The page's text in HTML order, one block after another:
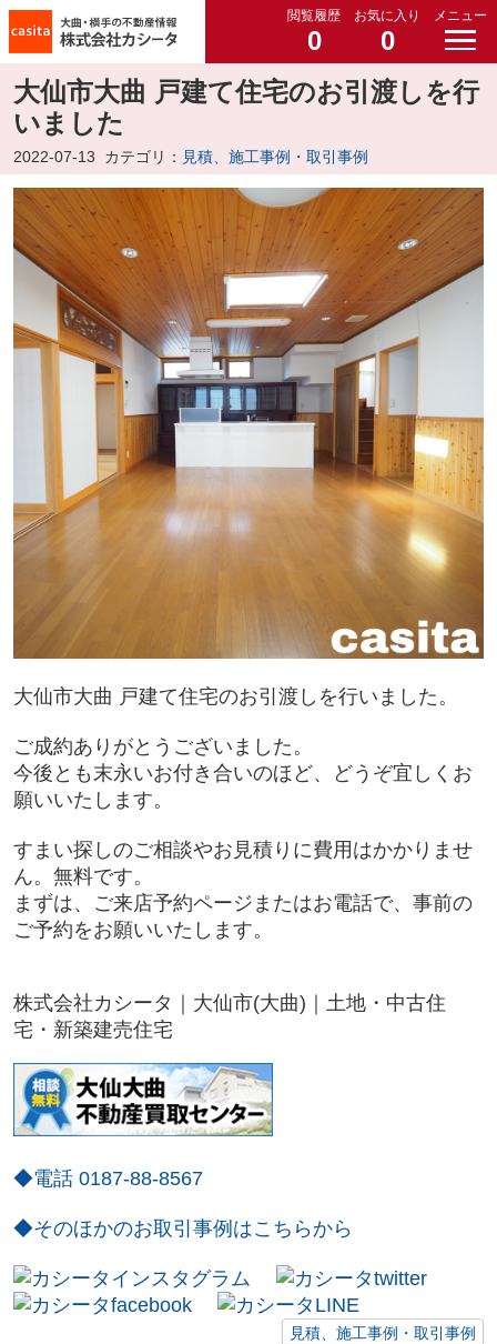
閲覧履歴
0
お気に入り
0
メニュー
大仙市大曲 戸建て住宅のお引渡しを行
いました
2022-07-13 カテゴリ： 見積、施工事例・取引事例
大仙市大曲 戸建て住宅のお引渡しを行いました。
ご成約ありがとうございました。
今後とも末永いお付き合いのほど、どうぞ宜しくお
願いいたします。
すまい探しのご相談やお見積りに費用はかかりませ
ん。無料です。
まずは、ご来店予約ページまたはお電話で、事前の
ご予約をお願いいたします。
株式会社カシータ｜大仙市(大曲)｜土地・中古住
宅・新築建売住宅
◆電話 0187-88-8567
◆そのほかのお取引事例はこちらから
見積、施工事例・取引事例